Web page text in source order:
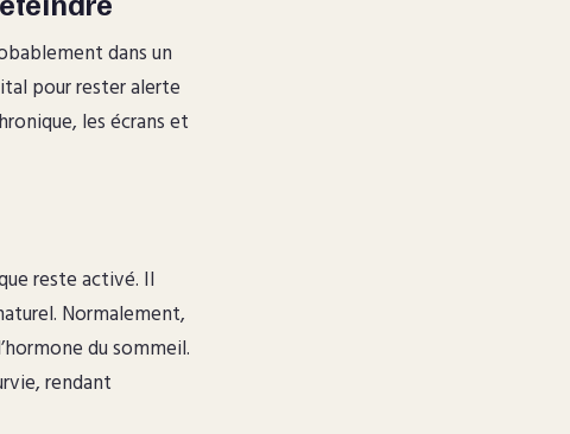
dans un
pour rester alerte
les écrans et
reste activé. Il
Normalement,
du sommeil.
rendant